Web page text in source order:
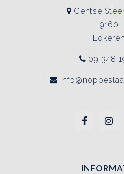
Gentse
9160
Lokeren
09 348